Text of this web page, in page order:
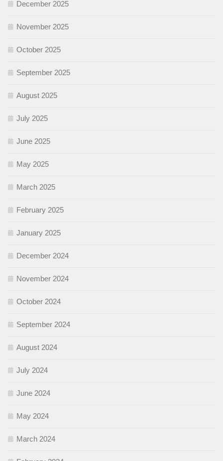
December 2025
November 2025
October 2025
September 2025
August 2025
July 2025
June 2025
May 2025
March 2025
February 2025
January 2025
December 2024
November 2024
October 2024
September 2024
August 2024
July 2024
June 2024
May 2024
March 2024